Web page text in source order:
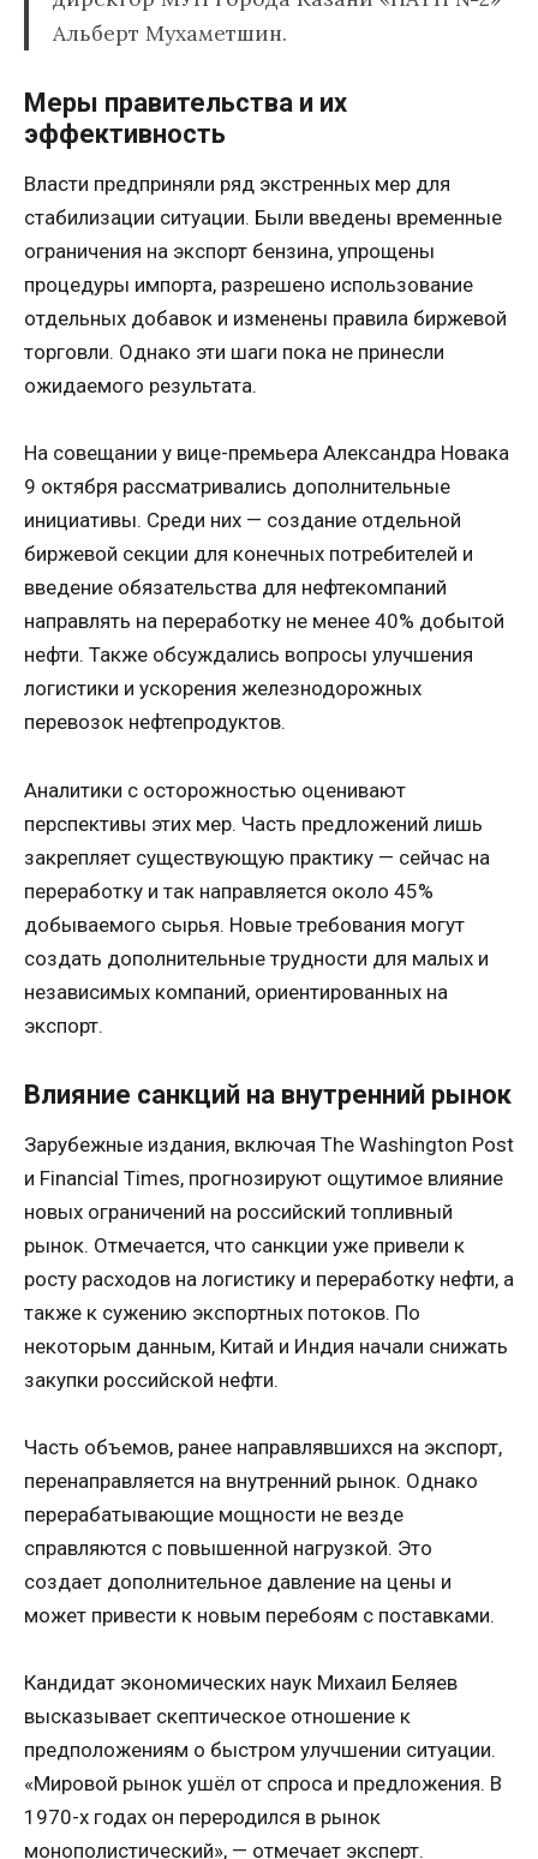
Альберт Мухаметшин.
Меры правительства и их
эффективность
Власти предприняли ряд экстренных мер для
стабилизации ситуации. Были введены временные
ограничения на экспорт бензина, упрощены
процедуры импорта, разрешено использование
отдельных добавок и изменены правила биржевой
торговли. Однако эти шаги пока не принесли
ожидаемого результата.
На совещании у вице-премьера Александра Новака
9 октября рассматривались дополнительные
инициативы. Среди них — создание отдельной
биржевой секции для конечных потребителей и
введение обязательства для нефтекомпаний
направлять на переработку не менее 40% добытой
нефти. Также обсуждались вопросы улучшения
логистики и ускорения железнодорожных
перевозок нефтепродуктов.
Аналитики с осторожностью оценивают
перспективы этих мер. Часть предложений лишь
закрепляет существующую практику — сейчас на
переработку и так направляется около 45%
добываемого сырья. Новые требования могут
создать дополнительные трудности для малых и
независимых компаний, ориентированных на
экспорт.
Влияние санкций на внутренний рынок
Зарубежные издания, включая The Washington Post
и Financial Times, прогнозируют ощутимое влияние
новых ограничений на российский топливный
рынок. Отмечается, что санкции уже привели к
росту расходов на логистику и переработку нефти, а
также к сужению экспортных потоков. По
некоторым данным, Китай и Индия начали снижать
закупки российской нефти.
Часть объемов, ранее направлявшихся на экспорт,
перенаправляется на внутренний рынок. Однако
перерабатывающие мощности не везде
справляются с повышенной нагрузкой. Это
создает дополнительное давление на цены и
может привести к новым перебоям с поставками.
Кандидат экономических наук Михаил Беляев
высказывает скептическое отношение к
предположениям о быстром улучшении ситуации.
«Мировой рынок ушёл от спроса и предложения. В
1970-х годах он переродился в рынок
монополистический», — отмечает эксперт.